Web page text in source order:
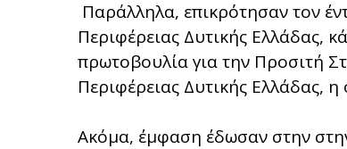
Παράλληλα, επικρότησαν τον
Περιφέρειας Δυτικής Ελλάδας,
πρωτοβουλία για την Προσιτή
Περιφέρειας Δυτικής Ελλάδας,
Ακόμα, έμφαση έδωσαν στην